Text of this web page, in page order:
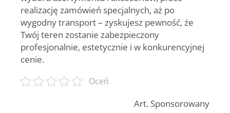
realizację zamówień specjalnych, aż po
wygodny transport – zyskujesz pewność, że
Twój teren zostanie zabezpieczony
profesjonalnie, estetycznie i w konkurencyjnej
cenie.
Oceń
Art. Sponsorowany